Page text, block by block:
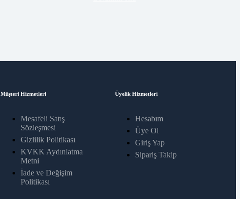
Müşteri Hizmetleri
Mesafeli Satış
Sözleşmesi
Gizlilik Politikası
KVKK Aydınlatma
Metni
İade ve Değişim
Politikası
Üyelik Hizmetleri
Hesabım
Üye Ol
Giriş Yap
Sipariş Takip